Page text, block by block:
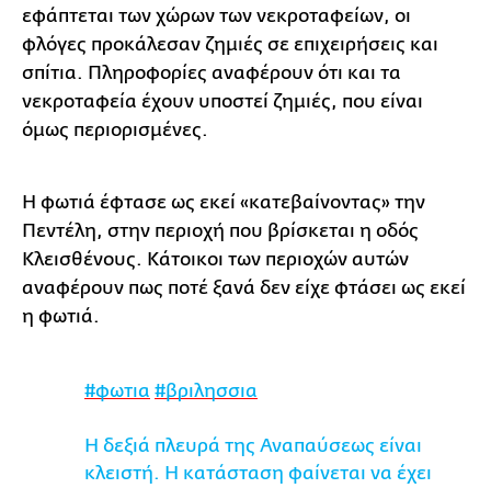
εφάπτεται των χώρων των νεκροταφείων, οι
φλόγες προκάλεσαν ζημιές σε επιχειρήσεις και
σπίτια. Πληροφορίες αναφέρουν ότι και τα
νεκροταφεία έχουν υποστεί ζημιές, που είναι
όμως περιορισμένες.
Η φωτιά έφτασε ως εκεί «κατεβαίνοντας» την
Πεντέλη, στην περιοχή που βρίσκεται η οδός
Κλεισθένους. Κάτοικοι των περιοχών αυτών
αναφέρουν πως ποτέ ξανά δεν είχε φτάσει ως εκεί
η φωτιά.
#φωτια #βριλησσια
Η δεξιά πλευρά της Αναπαύσεως είναι
κλειστή. Η κατάσταση φαίνεται να έχει